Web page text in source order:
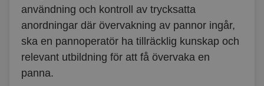
användning och kontroll av trycksatta
anordningar där övervakning av pannor ingår,
ska en pannoperatör ha tillräcklig kunskap och
relevant utbildning för att få övervaka en
panna.